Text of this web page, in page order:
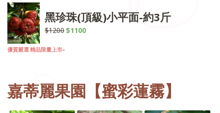
黑珍珠(頂級)小平面-約3斤
$1200 $1100
優質嚴選 精品限量上市~
嘉蒂麗果園【蜜彩蓮霧】